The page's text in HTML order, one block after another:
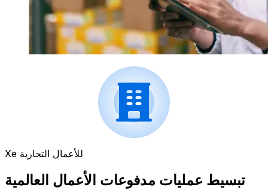
Xe للأعمال التجارية
تبسيط عمليات مدفوعات الأعمال العالمية